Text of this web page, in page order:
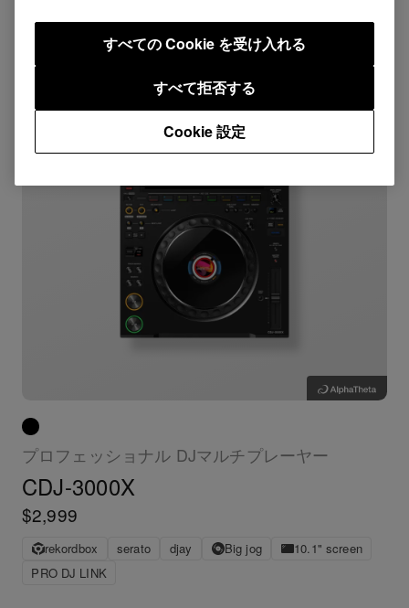
プロフェッショナル DJマルチプレーヤー
CDJ-3000X
$2,999
rekordbox serato djay Big jog
10.1" screen
PRO DJ LINK
Cookie 設定
すべて拒否する
すべての Cookie を受け入れる